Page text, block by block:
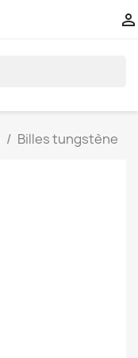

Billes tungstène